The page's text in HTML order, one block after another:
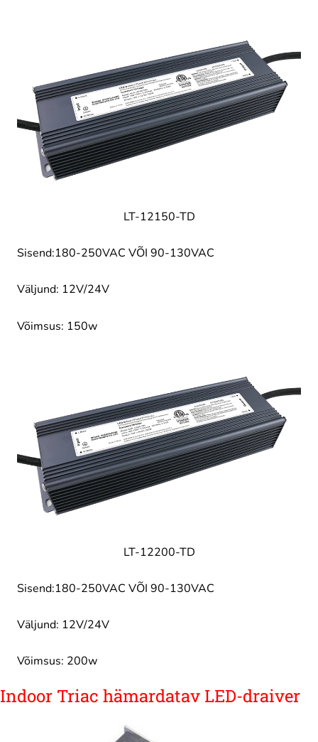
LT-12150-TD
Sisend:180-250VAC VÕI 90-130VAC
Väljund: 12V/24V
Võimsus: 150w
LT-12200-TD
Sisend:180-250VAC VÕI 90-130VAC
Väljund: 12V/24V
Võimsus: 200w
Indoor Triac hämardatav LED-draiver